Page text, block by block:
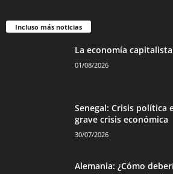
Incluso más noticias
La economía
01/08/2026
Senegal: Crisis política
grave crisis económica
30/07/2026
Alemania: ¿Cómo